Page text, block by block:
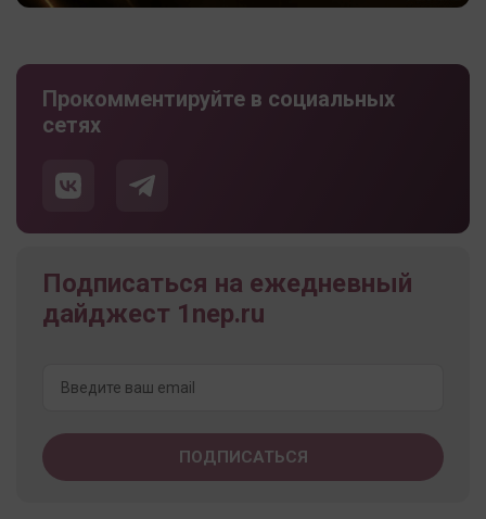
Прокомментируйте в социальных
сетях
Подписаться на ежедневный
дайджест 1nep.ru